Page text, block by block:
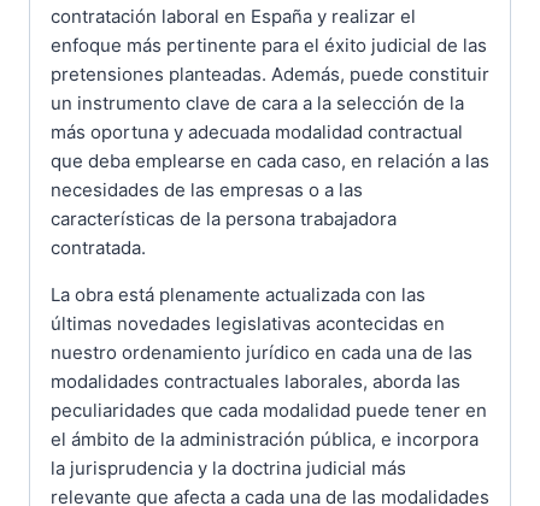
contratación laboral en España y realizar el
enfoque más pertinente para el éxito judicial de las
pretensiones planteadas. Además, puede constituir
un instrumento clave de cara a la selección de la
más oportuna y adecuada modalidad contractual
que deba emplearse en cada caso, en relación a las
necesidades de las empresas o a las
características de la persona trabajadora
contratada.
La obra está plenamente actualizada con las
últimas novedades legislativas acontecidas en
nuestro ordenamiento jurídico en cada una de las
modalidades contractuales laborales, aborda las
peculiaridades que cada modalidad puede tener en
el ámbito de la administración pública, e incorpora
la jurisprudencia y la doctrina judicial más
relevante que afecta a cada una de las modalidades